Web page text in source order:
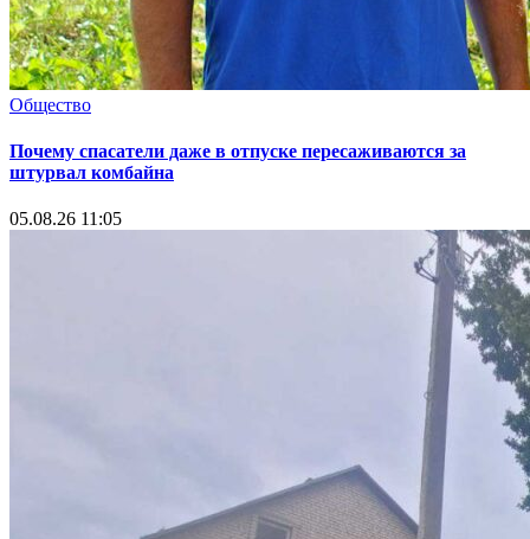
Общество
Почему спасатели даже в отпуске пересаживаются за
штурвал комбайна
05.08.26 11:05